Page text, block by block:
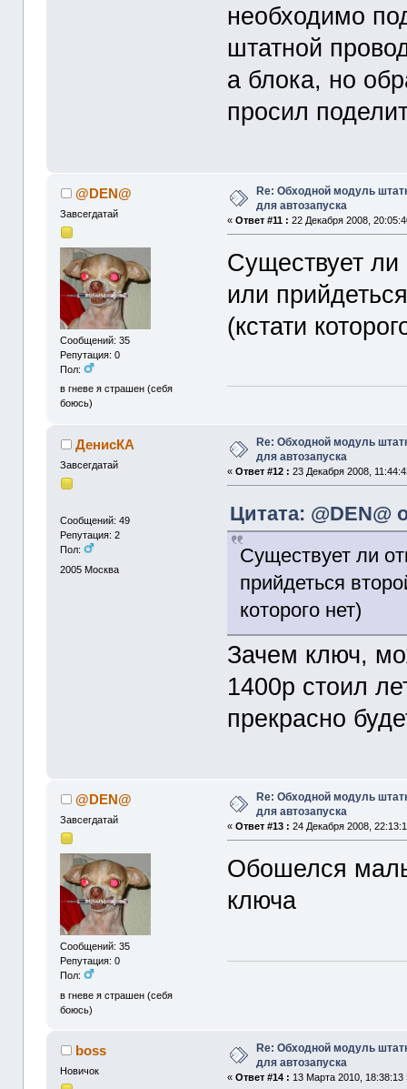
необходимо
штатной
а блока, но
просил
@DEN@
Завсегдатай
Сообщений: 35
Репутация: 0
Пол:
в гневе я страшен (себя
боюсь)
Re: Обходной модуль
для автозапуска
«Ответ #11 : 22 Декабря 2008,
Существует
или
(кстати
ДенисКА
Завсегдатай
Сообщений: 49
Репутация: 2
Пол:
2005 Москва
Re: Обходной модуль
для автозапуска
«Ответ #12 : 23 Декабря 2008,
Цитата: @DEN@
Существует ли
прийдеться
которого нет)
Зачем ключ,
1400р стоил
прекрасно
@DEN@
Завсегдатай
Сообщений: 35
Репутация: 0
Пол:
в гневе я страшен (себя
боюсь)
Re: Обходной модуль
для автозапуска
«Ответ #13 : 24 Декабря 2008,
Обошелся
ключа
boss
Новичок
Re: Обходной модуль
для автозапуска
«Ответ #14 : 13 Марта 2010, 18:38:13